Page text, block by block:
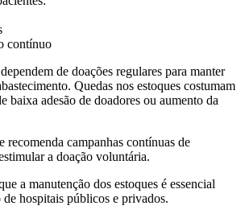
contínuo
de doações regulares para manter
Quedas nos estoques costumam
baixa adesão de doadores ou aumento da
recomenda campanhas contínuas de
a doação voluntária.
a manutenção dos estoques é essencial
hospitais públicos e privados.